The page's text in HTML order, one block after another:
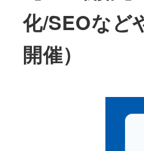
化/SEOなど
開催）